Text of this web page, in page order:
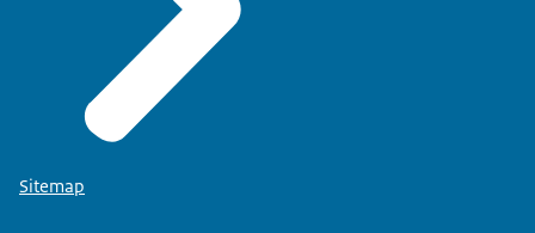
Sitemap